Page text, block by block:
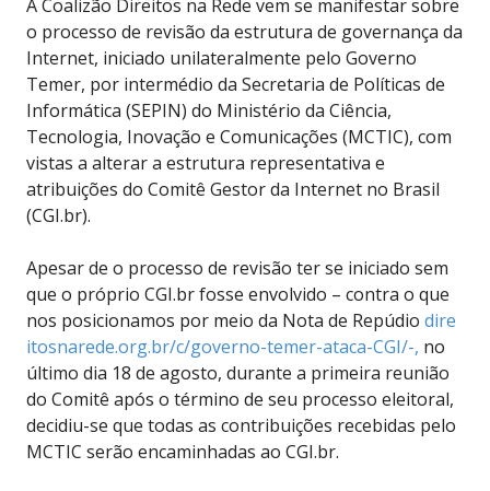
A Coalizão Direitos na Rede vem se manifestar sobre
o processo de revisão da estrutura de governança da
Internet, iniciado unilateralmente pelo Governo
Temer, por intermédio da Secretaria de Políticas de
Informática (SEPIN) do Ministério da Ciência,
Tecnologia, Inovação e Comunicações (MCTIC), com
vistas a alterar a estrutura representativa e
atribuições do Comitê Gestor da Internet no Brasil
(CGI.br).
Apesar de o processo de revisão ter se iniciado sem
que o próprio CGI.br fosse envolvido – contra o que
nos posicionamos por meio da Nota de Repúdio dire​
itos​nare​de.o​rg.b​r/c/​gove​rno-​teme​r-at​aca-​CGI/​-, no
último dia 18 de agosto, durante a primeira reunião
do Comitê após o término de seu processo eleitoral,
decidiu-se que todas as contribuições recebidas pelo
MCTIC serão encaminhadas ao CGI.br.